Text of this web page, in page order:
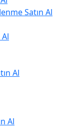
Satın Al
Al
Al